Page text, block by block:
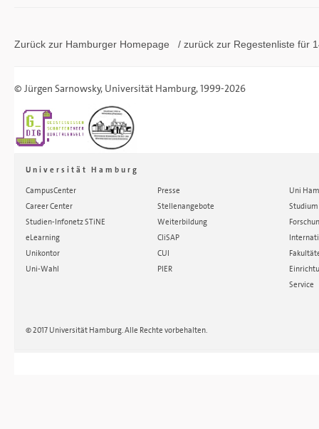
Zurück zur Hamburger Homepage / zurück zur Regestenliste für
© Jürgen Sarnowsky, Universität Hamburg, 1999-2026